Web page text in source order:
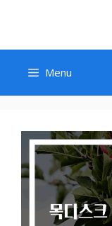
content
Menu